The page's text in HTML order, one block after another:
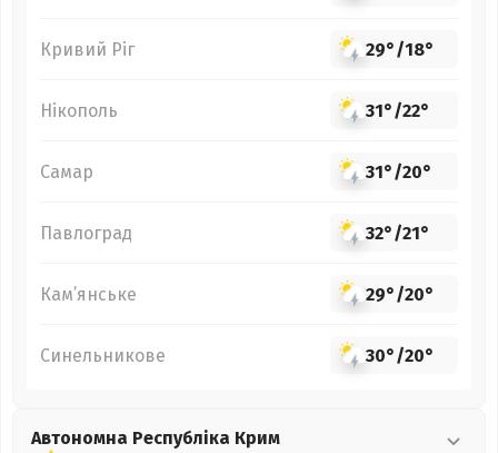
Кривий Ріг 29°/18°
Нікополь 31°/22°
Самар 31°/20°
Павлоград 32°/21°
Кам’янське 29°/20°
Синельникове 30°/20°
Автономна Республіка Крим